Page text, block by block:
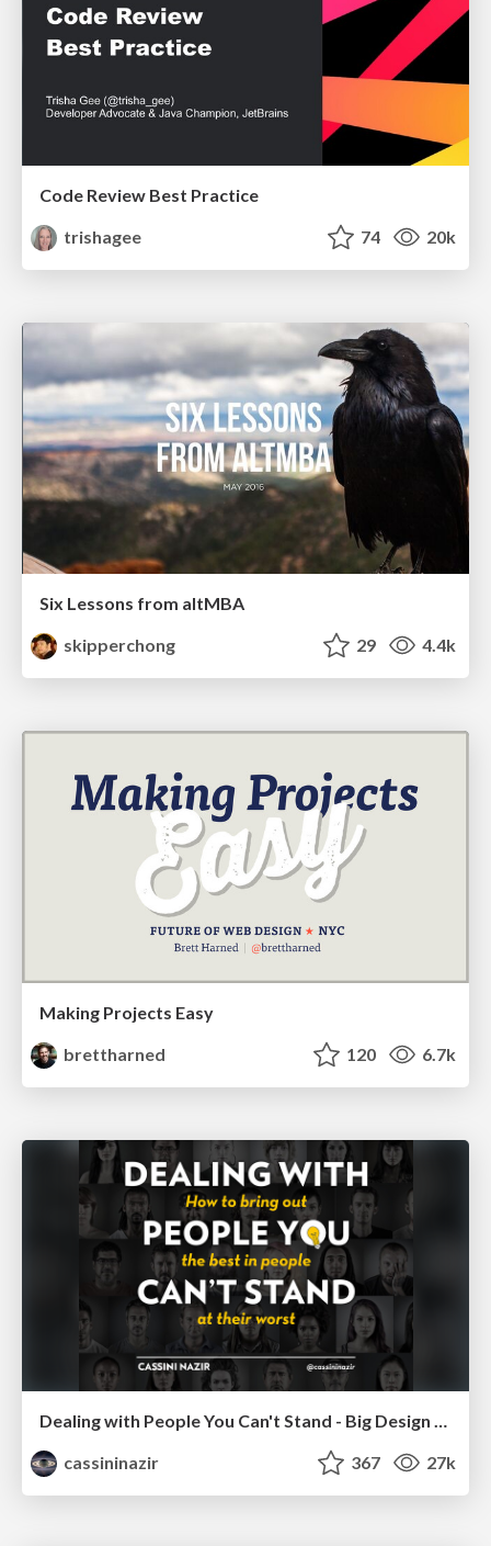
Code Review Best Practice
trishagee
74 20k
Six Lessons from altMBA
skipperchong
29 4.4k
Making Projects Easy
brettharned
120 6.7k
Dealing with People You Can't Stand - Big Design 2015
cassininazir
367 27k